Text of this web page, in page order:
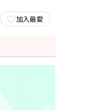
加入最愛